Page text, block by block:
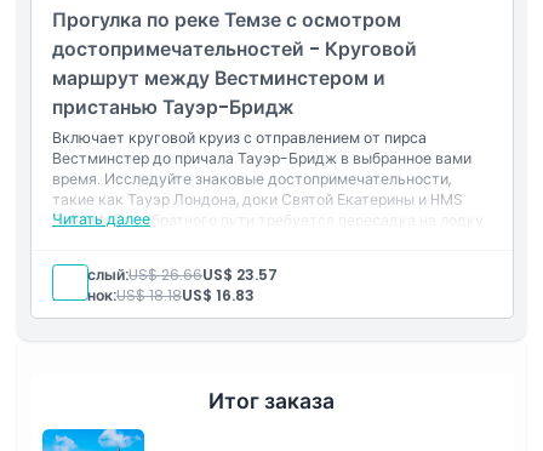
Прогулка по реке Темзе с осмотром
достопримечательностей - Круговой
маршрут между Вестминстером и
пристанью Тауэр-Бридж
Включает круговой круиз с отправлением от пирса
Вестминстер до причала Тауэр-Бридж в выбранное вами
время. Исследуйте знаковые достопримечательности,
такие как Тауэр Лондона, доки Святой Екатерины и HMS
Belfast. Для обратного пути требуется пересадка на лодку
удобное для вас время позже в течение дня, в зависимости
от расписания паромов.
Читать далее
Взрослый:US$ 26.66US$ 23.57
Ребенок:US$ 18.18US$ 16.83
Итог заказа